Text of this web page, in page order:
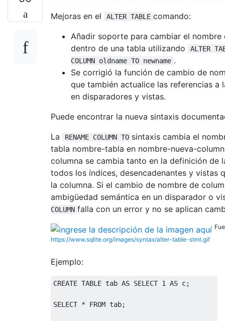
Mejoras en el
ALTER TABLE comando:
Añadir soporte para cambiar el nombre
dentro de una tabla utilizando
ALTER
COLUMN oldname TO newname .
Se corrigió la función de cambio de
que también actualice las referencias a
en disparadores y vistas.
Puede encontrar la nueva sintaxis
La
RENAME COLUMN TO sintaxis cambia el
tabla nombre-tabla en nombre-nueva-
columna se cambia tanto en la definición de
todos los índices, desencadenantes y vistas
la columna. Si el cambio de nombre de
ambigüedad semántica en un disparador o
COLUMN falla con un error y no se aplican
https://www.sqlite.org/images/syntax/alter-table-stmt.gif
Ejemplo:
CREATE TABLE tab AS SELECT 1 AS c;
SELECT * FROM tab;